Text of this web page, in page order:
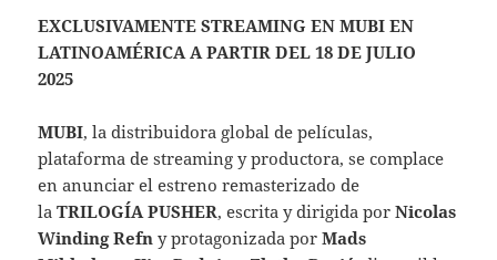
EXCLUSIVAMENTE STREAMING EN MUBI EN
LATINOAMÉRICA A PARTIR DEL 18 DE JULIO
2025
MUBI, la distribuidora global de películas,
plataforma de streaming y productora, se complace
en anunciar el estreno remasterizado de
laTRILOGÍA PUSHER, escrita y dirigida porNicolas
Winding Refn y protagonizada porMads